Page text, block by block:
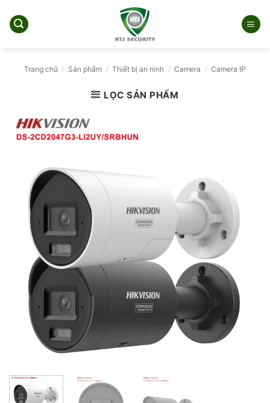
qua
Trang chủ / Sản phẩm / Thiết bị an ninh / Camera / Camera IP
LỌC SẢN PHẨM